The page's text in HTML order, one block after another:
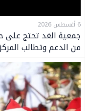
6 أغسطس 2026
جمعية الغد تحتج على
من الدعم وتطالب